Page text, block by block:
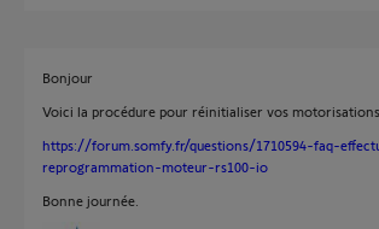
Bonjour
Voici la procédure pour réinitialiser vos
https://forum.somfy.fr/questions/1710594-faq-
reprogrammation-moteur-rs100-io
Bonne journée.